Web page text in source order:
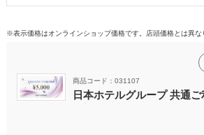
※表示価格はオンラインショップ価格です。店頭価格とは異な
商品コード：031107
日本ホテルグループ 共通ご